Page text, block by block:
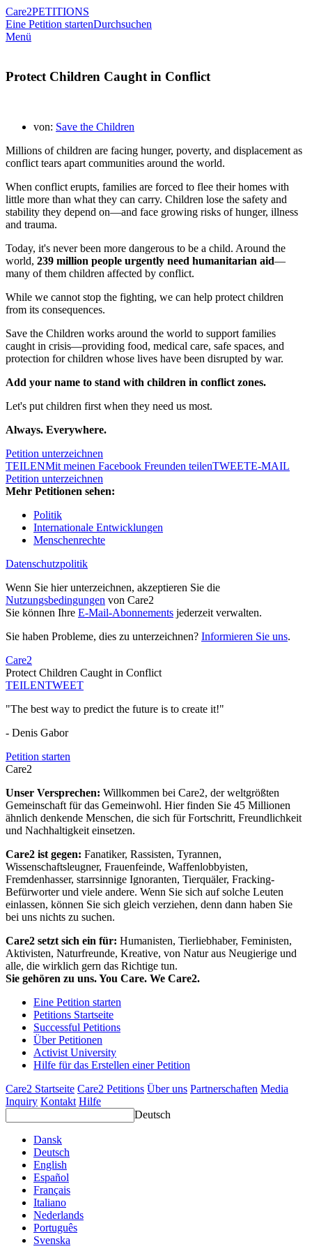
Care2PETITIONS
Eine Petition startenDurchsuchen
Menü
Protect Children Caught in Conflict
von: Save the Children
Millions of children are facing hunger, poverty, and displacement as
conflict tears apart communities around the world.
When conflict erupts, families are forced to flee their homes with
little more than what they can carry. Children lose the safety and
stability they depend on—and face growing risks of hunger, illness
and trauma.
Today, it's never been more dangerous to be a child. Around the
world, 239 million people urgently need humanitarian aid—
many of them children affected by conflict.
While we cannot stop the fighting, we can help protect children
from its consequences.
Save the Children works around the world to support families
caught in crisis—providing food, medical care, safe spaces, and
protection for children whose lives have been disrupted by war.
Add your name to stand with children in conflict zones.
Let's put children first when they need us most.
Always. Everywhere.
Petition unterzeichnen
TEILENMit meinen Facebook Freunden teilenTWEETE-MAIL
Petition unterzeichnen
Mehr Petitionen sehen:
Politik
Internationale Entwicklungen
Menschenrechte
Datenschutzpolitik
Wenn Sie hier unterzeichnen, akzeptieren Sie die
Nutzungsbedingungen von Care2
Sie können Ihre E-Mail-Abonnements jederzeit verwalten.
Sie haben Probleme, dies zu unterzeichnen? Informieren Sie uns.
Care2
Protect Children Caught in Conflict
TEILENTWEET
"The best way to predict the future is to create it!"
- Denis Gabor
Petition starten
Care2
Unser Versprechen: Willkommen bei Care2, der weltgrößten
Gemeinschaft für das Gemeinwohl. Hier finden Sie 45 Millionen
ähnlich denkende Menschen, die sich für Fortschritt, Freundlichkeit
und Nachhaltigkeit einsetzen.
Care2 ist gegen: Fanatiker, Rassisten, Tyrannen,
Wissenschaftsleugner, Frauenfeinde, Waffenlobbyisten,
Fremdenhasser, starrsinnige Ignoranten, Tierquäler, Fracking-
Befürworter und viele andere. Wenn Sie sich auf solche Leuten
einlassen, können Sie sich gleich verziehen, denn dann haben Sie
bei uns nichts zu suchen.
Care2 setzt sich ein für: Humanisten, Tierliebhaber, Feministen,
Aktivisten, Naturfreunde, Kreative, von Natur aus Neugierige und
alle, die wirklich gern das Richtige tun.
Sie gehören zu uns. You Care. We Care2.
Eine Petition starten
Petitions Startseite
Successful Petitions
Über Petitionen
Activist University
Hilfe für das Erstellen einer Petition
Care2 Startseite Care2 Petitions Über uns Partnerschaften Media
Inquiry Kontakt Hilfe
Deutsch
Dansk
Deutsch
English
Español
Français
Italiano
Nederlands
Português
Svenska